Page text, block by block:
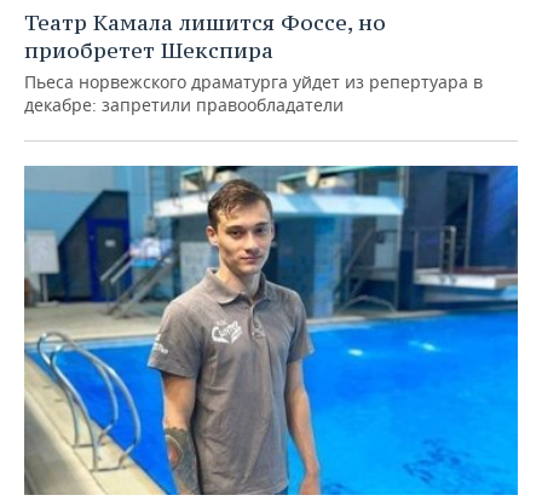
Театр Камала лишится Фоссе, но
приобретет Шекспира
Пьеса норвежского драматурга уйдет из репертуара в
декабре: запретили правообладатели